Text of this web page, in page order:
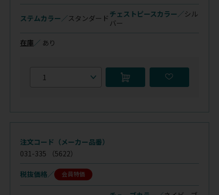
ステムカラー／ スタンダード チェストピースカラー／シル
バー
在庫 ／ あり
注文コード（メーカー品番）
031-335 （5622）
税抜価格 会員特価